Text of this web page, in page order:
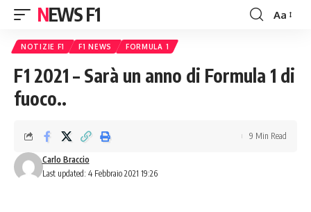
NEWS F1
Font
Aa
NOTIZIE F1 F1 NEWS FORMULA 1
F1 2021 – Sarà un anno di Formula 1 di
fuoco..
Last updated: 4 Febbraio 2021 19:26
Carlo Braccio
9 Min Read